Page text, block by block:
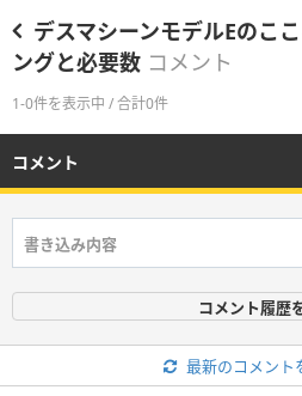
デスマシーンモデルEのこ
ングと必要数 コメント
1-0件を表示中 / 合計0件
コメント
コメント履歴
最新のコメント